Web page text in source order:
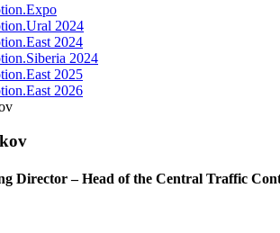
2024
2024
2024
2025
2026
Director – Head of the Central Traffic